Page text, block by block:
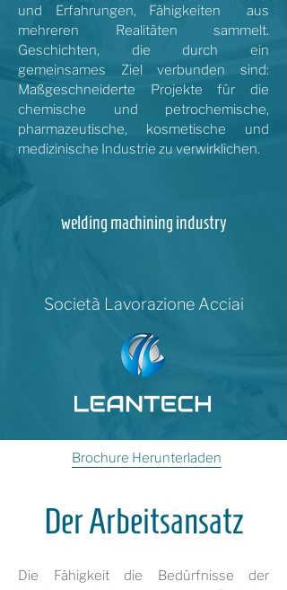
und Erfahrungen, Fähigkeiten aus
mehreren Realitäten sammelt.
Geschichten, die durch ein
gemeinsames Ziel verbunden sind:
Maßgeschneiderte Projekte für die
chemische und petrochemische,
pharmazeutische, kosmetische und
medizinische Industrie zu verwirklichen.
welding machining industry
Società Lavorazione Acciai
Brochure Herunterladen
Der Arbeitsansatz
Die Fähigkeit die Bedürfnisse der